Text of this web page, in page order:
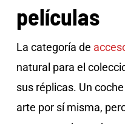
películas
La categoría de
natural para el
sus réplicas. Un
arte por sí misma,